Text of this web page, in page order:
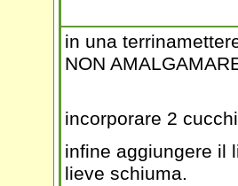
in una
NON
incorporare 2
infine aggiungere il
lieve schiuma.